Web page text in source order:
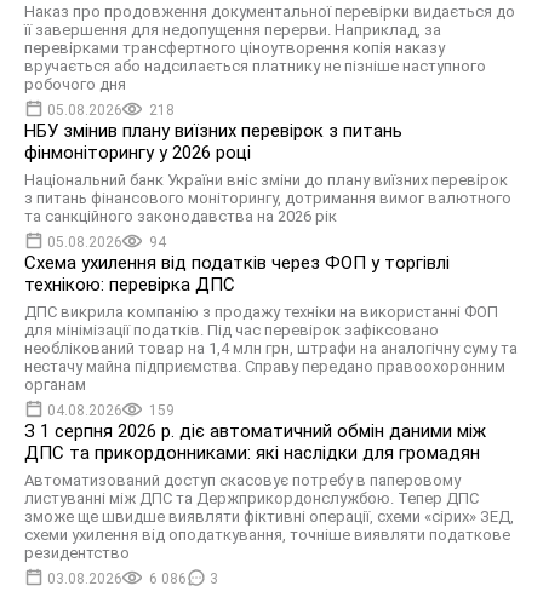
Наказ про продовження документальної перевірки видається до
її завершення для недопущення перерви. Наприклад, за
перевірками трансфертного ціноутворення копія наказу
вручається або надсилається платнику не пізніше наступного
робочого дня
05.08.2026 218
НБУ змінив плану виїзних перевірок з питань
фінмоніторингу у 2026 році
Національний банк України вніс зміни до плану виїзних перевірок
з питань фінансового моніторингу, дотримання вимог валютного
та санкційного законодавства на 2026 рік
05.08.2026 94
Схема ухилення від податків через ФОП у торгівлі
технікою: перевірка ДПС
ДПС викрила компанію з продажу техніки на використанні ФОП
для мінімізації податків. Під час перевірок зафіксовано
необлікований товар на 1,4 млн грн, штрафи на аналогічну суму та
нестачу майна підприємства. Справу передано правоохоронним
органам
04.08.2026 159
З 1 серпня 2026 р. діє автоматичний обмін даними між
ДПС та прикордонниками: які наслідки для громадян
Автоматизований доступ скасовує потребу в паперовому
листуванні між ДПС та Держприкордонслужбою. Тепер ДПС
зможе ще швидше виявляти фіктивні операції, схеми «сірих» ЗЕД,
схеми ухилення від оподаткування, точніше виявляти податкове
резидентство
03.08.2026 6 086 3